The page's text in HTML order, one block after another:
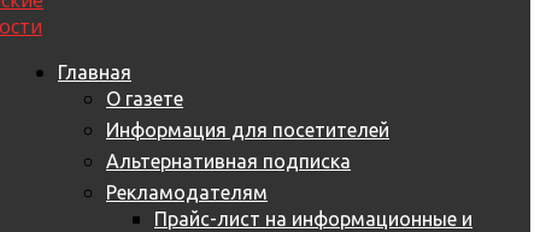
Главная
О газете
Информация для посетителей
Альтернативная подписка
Рекламодателям
Прайс-лист на информационные и